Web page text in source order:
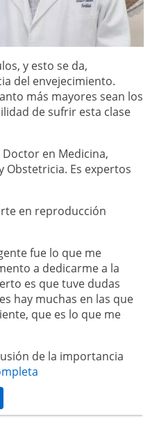
y esto se da,
del envejecimiento.
más mayores sean los
de sufrir esta clase
Doctor en Medicina,
Obstetricia. Es expertos
en reproducción
fue lo que me
a dedicarme a la
es que tuve dudas
hay muchas en las que
que es lo que me
de la importancia